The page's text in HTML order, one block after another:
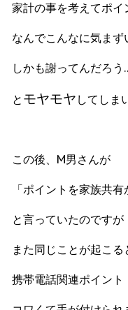
家計の事を考えてポ
なんでこんなに気まず
しかも謝ってんだろう
と モヤモヤ してしま
この後、М男さんが
「ポイントを家族共有
と言っていたのですが
また同じことが起こる
携帯電話関連ポイン